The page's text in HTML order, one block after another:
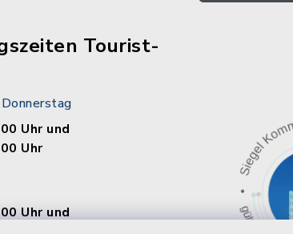
Tourist-
Uhr und
Uhr
Uhr und